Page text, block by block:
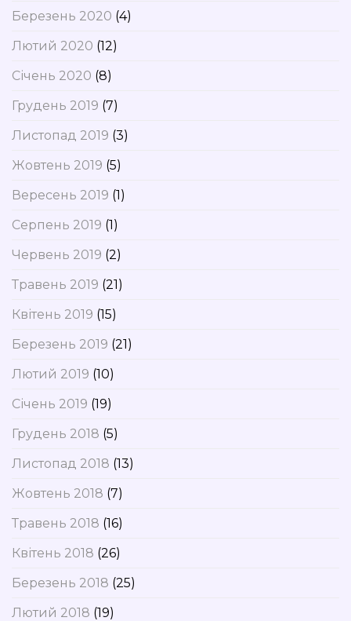
Березень 2020 (4)
Лютий 2020 (12)
Січень 2020 (8)
Грудень 2019 (7)
Листопад 2019 (3)
Жовтень 2019 (5)
Вересень 2019 (1)
Серпень 2019 (1)
Червень 2019 (2)
Травень 2019 (21)
Квітень 2019 (15)
Березень 2019 (21)
Лютий 2019 (10)
Січень 2019 (19)
Грудень 2018 (5)
Листопад 2018 (13)
Жовтень 2018 (7)
Травень 2018 (16)
Квітень 2018 (26)
Березень 2018 (25)
Лютий 2018 (19)